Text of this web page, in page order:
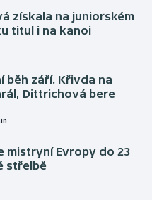
získala na juniorském
titul i na kanoi
běh září. Křivda na
Dittrichová bere
mistryní Evropy do 23
střelbě